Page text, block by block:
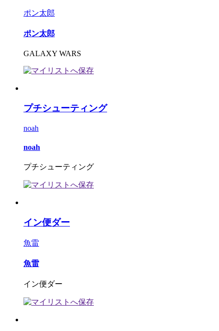
ポン太郎
ポン太郎
GALAXY WARS
プチシューティング
noah
noah
プチシューティング
イン便ダー
魚雷
魚雷
イン便ダー